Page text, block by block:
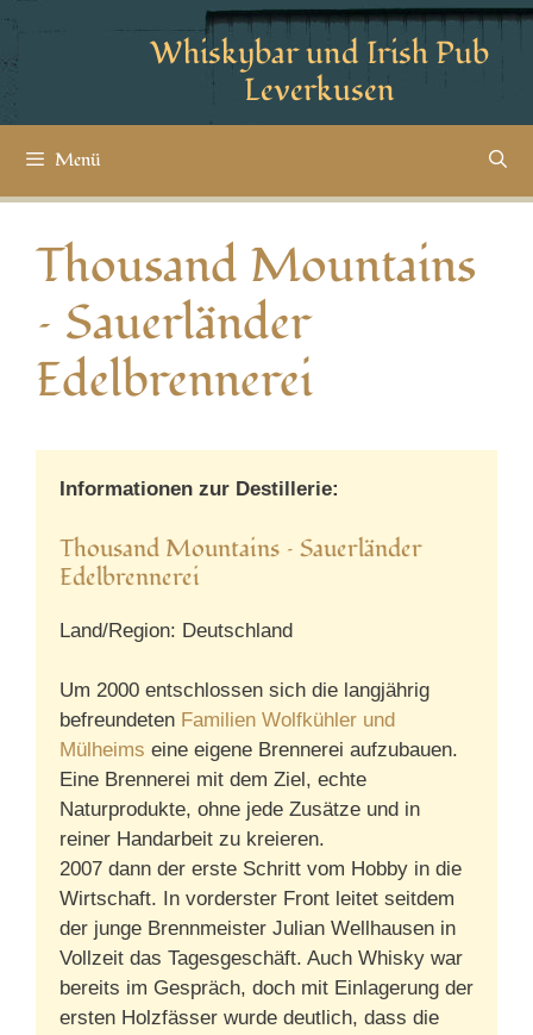
Whiskybar und Irish Pub
Leverkusen
Menü
Thousand Mountains
– Sauerländer
Edelbrennerei
Informationen zur Destillerie:
Thousand Mountains – Sauerländer
Edelbrennerei
Land/Region: Deutschland
Um 2000 entschlossen sich die langjährig
befreundeten Familien Wolfkühler und
Mülheims eine eigene Brennerei aufzubauen.
Eine Brennerei mit dem Ziel, echte
Naturprodukte, ohne jede Zusätze und in
reiner Handarbeit zu kreieren.
2007 dann der erste Schritt vom Hobby in die
Wirtschaft. In vorderster Front leitet seitdem
der junge Brennmeister Julian Wellhausen in
Vollzeit das Tagesgeschäft. Auch Whisky war
bereits im Gespräch, doch mit Einlagerung der
ersten Holzfässer wurde deutlich, dass die